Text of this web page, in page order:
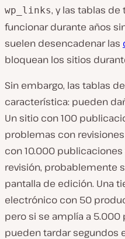
wp_links, y las tablas
funcionar durante años
suelen desencadenar las
bloquean los sitios
Sin embargo, las tablas
característica: pueden
Un sitio con 100
problemas con
con 10.000
revisión, probablemente
pantalla de edición. Una
electrónico con 50
pero si se amplía a 5.000
pueden tardar segundos